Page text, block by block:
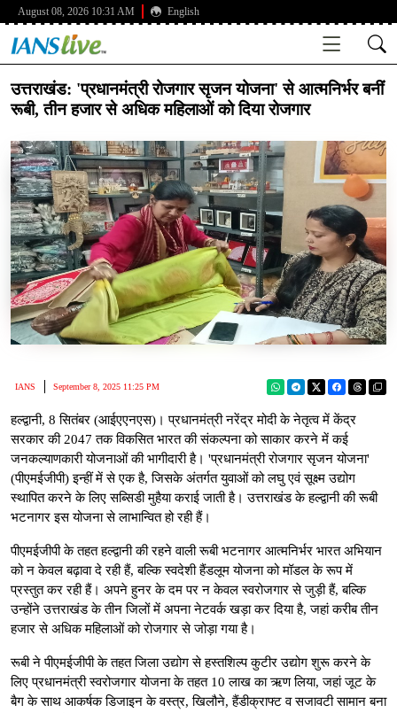
August 08, 2026 10:31 AM English
उत्तराखंड: 'प्रधानमंत्री रोजगार सृजन योजना' से आत्मनिर्भर बनीं
रूबी, तीन हजार से अधिक महिलाओं को दिया रोजगार
IANS September 8, 2025 11:25 PM
हल्द्वानी, 8 सितंबर (आईएएनएस)। प्रधानमंत्री नरेंद्र मोदी के नेतृत्व में केंद्र
सरकार की 2047 तक विकसित भारत की संकल्पना को साकार करने में कई
जनकल्याणकारी योजनाओं की भागीदारी है। 'प्रधानमंत्री रोजगार सृजन योजना'
(पीएमईजीपी) इन्हीं में से एक है, जिसके अंतर्गत युवाओं को लघु एवं सूक्ष्म उद्योग
स्थापित करने के लिए सब्सिडी मुहैया कराई जाती है। उत्तराखंड के हल्द्वानी की रूबी
भटनागर इस योजना से लाभान्वित हो रही हैं।
पीएमईजीपी के तहत हल्द्वानी की रहने वाली रूबी भटनागर आत्मनिर्भर भारत अभियान
को न केवल बढ़ावा दे रही हैं, बल्कि स्वदेशी हैंडलूम योजना को मॉडल के रूप में
प्रस्तुत कर रही हैं। अपने हुनर के दम पर न केवल स्वरोजगार से जुड़ी हैं, बल्कि
उन्होंने उत्तराखंड के तीन जिलों में अपना नेटवर्क खड़ा कर दिया है, जहां करीब तीन
हजार से अधिक महिलाओं को रोजगार से जोड़ा गया है।
रूबी ने पीएमईजीपी के तहत जिला उद्योग से हस्तशिल्प कुटीर उद्योग शुरू करने के
लिए प्रधानमंत्री स्वरोजगार योजना के तहत 10 लाख का ऋण लिया, जहां जूट के
बैग के साथ आकर्षक डिजाइन के वस्त्र, खिलौने, हैंडीक्राफ्ट व सजावटी सामान बना